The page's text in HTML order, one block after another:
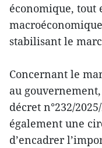
économique,
stabilisant le
Concernant le
au
décret n°232/
également une
d’encadrer